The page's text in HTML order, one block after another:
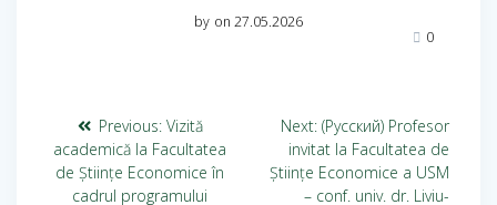
by on 27.05.2026
0
Previous: Vizită
academică la Facultatea
de Științe Economice în
cadrul programului
Next: (Русский) Profesor
invitat la Facultatea de
Științe Economice a USM
– conf. univ. dr. Liviu-